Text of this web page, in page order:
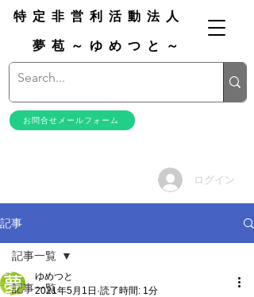
特定非営利活動法人
お問合せメールフォーム
夢苞～ゆめつと～
ログイン
記事
記事一覧
記事一覧
ゆめつと
2021年5月1日 読了時間: 1分